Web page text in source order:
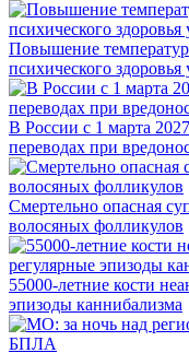
Повышение
психического здоровья
В России с 1 марта
переводах при
Смертельно опасная
волосяных фолликулов
55000-летние кости
эпизоды каннибализма